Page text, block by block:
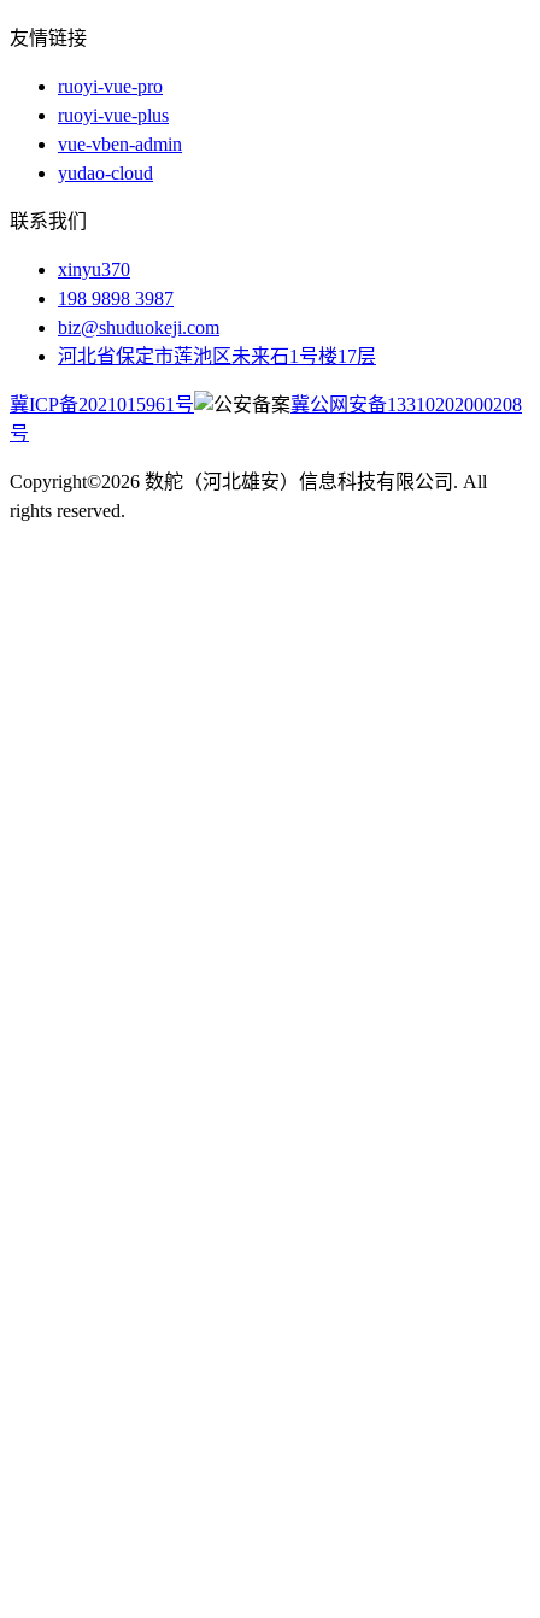
友情链接
ruoyi-vue-pro
ruoyi-vue-plus
vue-vben-admin
yudao-cloud
联系我们
xinyu370
198 9898 3987
biz@shuduokeji.com
河北省保定市莲池区未来石1号楼17层
冀ICP备2021015961号
冀公网安备13310202000208
号
Copyright©2026 数舵（河北雄安）信息科技有限公司. All
rights reserved.